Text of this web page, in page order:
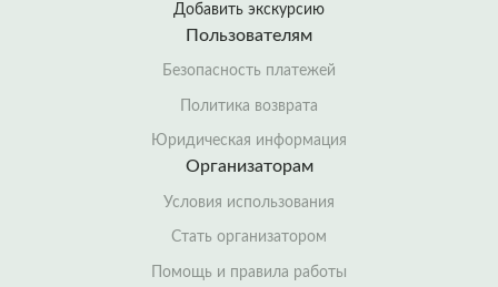
Добавить экскурсию
Пользователям
Безопасность платежей
Политика возврата
Юридическая информация
Организаторам
Условия использования
Стать организатором
Помощь и правила работы